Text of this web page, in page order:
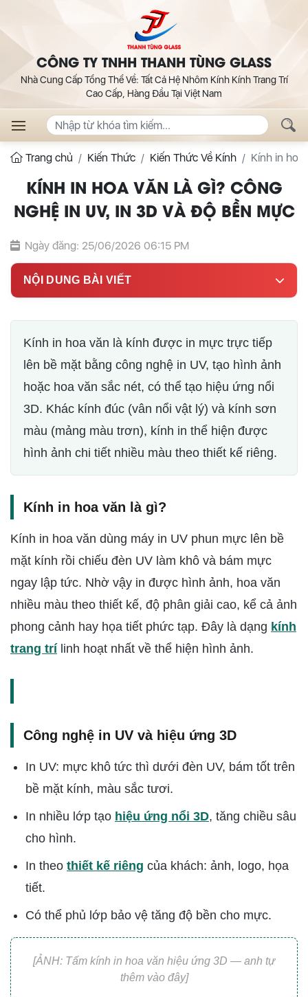
CÔNG TY TNHH THANH TÙNG GLASS
Nhà Cung Cấp Tổng Thể Về: Tất Cả Hệ Nhôm Kính Kính Trang Trí
Cao Cấp, Hàng Đầu Tại Việt Nam
Trang chủ Kiến Thức Kiến Thức Về Kính Kính in hoa
KÍNH IN HOA VĂN LÀ GÌ? CÔNG
NGHỆ IN UV, IN 3D VÀ ĐỘ BỀN MỰC
Ngày đăng: 25/06/2026 06:15 PM
NỘI DUNG BÀI VIẾT
Kính in hoa văn là kính được in mực trực tiếp
lên bề mặt bằng công nghệ in UV, tạo hình ảnh
hoặc hoa văn sắc nét, có thể tạo hiệu ứng nổi
3D. Khác kính đúc (vân nổi vật lý) và kính sơn
màu (mảng màu trơn), kính in thể hiện được
hình ảnh chi tiết nhiều màu theo thiết kế riêng.
Kính in hoa văn là gì?
Kính in hoa văn dùng máy in UV phun mực lên bề
mặt kính rồi chiếu đèn UV làm khô và bám mực
ngay lập tức. Nhờ vậy in được hình ảnh, hoa văn
nhiều màu theo thiết kế, độ phân giải cao, kể cả ảnh
phong cảnh hay họa tiết phức tạp. Đây là dạng kính
trang trí linh hoạt nhất về thể hiện hình ảnh.
Công nghệ in UV và hiệu ứng 3D
In UV: mực khô tức thì dưới đèn UV, bám tốt trên
bề mặt kính, màu sắc tươi.
In nhiều lớp tạo hiệu ứng nổi 3D, tăng chiều sâu
cho hình.
In theo thiết kế riêng của khách: ảnh, logo, họa
tiết.
Có thể phủ lớp bảo vệ tăng độ bền cho mực.
[ẢNH: Tấm kính in hoa văn hiệu ứng 3D — anh tự
thêm vào đây]